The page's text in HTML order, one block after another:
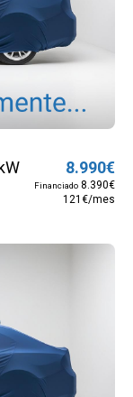
(95CV) BMT
8.990€
Financiado 8.390€
121€/mes